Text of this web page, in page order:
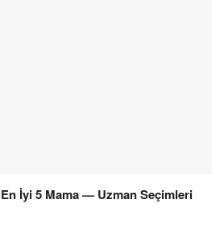
İyi 5 Mama — Uzman Seçimleri